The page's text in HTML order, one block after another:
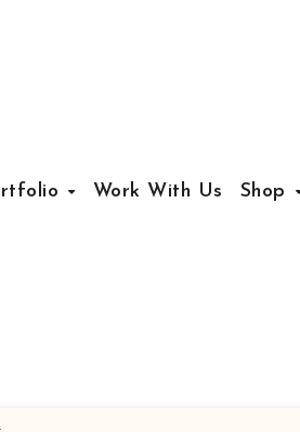
Work With Us Shop